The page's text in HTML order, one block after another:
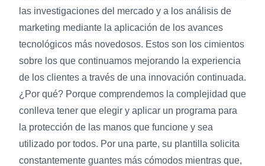
las investigaciones del mercado y a los análisis de
marketing mediante la aplicación de los avances
tecnológicos más novedosos. Estos son los cimientos
sobre los que continuamos mejorando la experiencia
de los clientes a través de una innovación continuada.
¿Por qué? Porque comprendemos la complejidad que
conlleva tener que elegir y aplicar un programa para
la protección de las manos que funcione y sea
utilizado por todos. Por una parte, su plantilla solicita
constantemente guantes más cómodos mientras que,